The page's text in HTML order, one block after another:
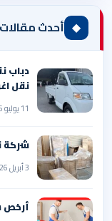
◆ أحدث
نقل
11 يوليو 2026
شركة
3 أبريل 2026
أرخص